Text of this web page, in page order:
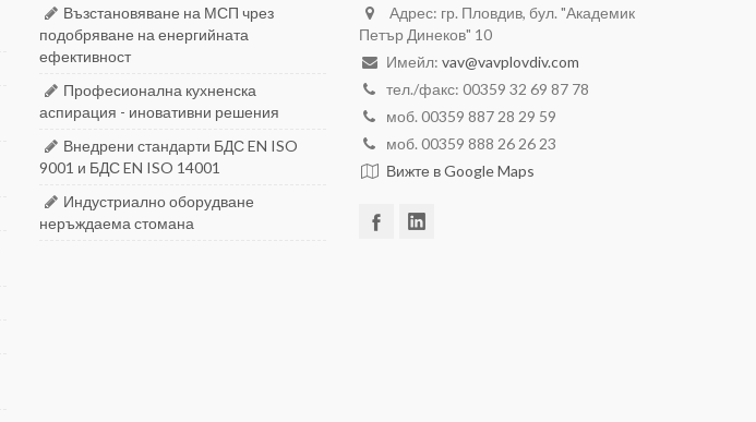
Възстановяване на МСП чрез
подобряване на енергийната
ефективност
Професионална кухненска
аспирация - иновативни решения
Внедрени стандарти БДС EN ISO
9001 и БДС EN ISO 14001
Индустриално оборудване
неръждаема стомана
Адрес: гр. Пловдив, бул. "Академик
Петър Динеков" 10
Имейл: vav@vavplovdiv.com
тел./факс: 00359 32 69 87 78
моб. 00359 887 28 29 59
моб. 00359 888 26 26 23
Вижте в Google Maps